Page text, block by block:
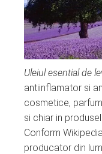
Uleiul esential de
antiinflamator si
cosmetice,
si chiar in
Conform
producator din